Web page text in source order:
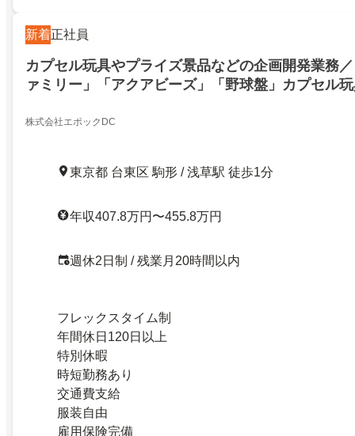
新着正社員
カプセル玩具やプライズ景品などの企画開発業務
ァミリー」「アクアビーズ」「野球盤」カプセル
株式会社エポックDC
東京都 台東区 駒形 / 浅草駅 徒歩1分
年収407.8万円〜455.8万円
週休2日制 / 残業月20時間以内
フレックスタイム制
年間休日120日以上
特別休暇
時短勤務あり
交通費支給
服装自由
雇用保険完備